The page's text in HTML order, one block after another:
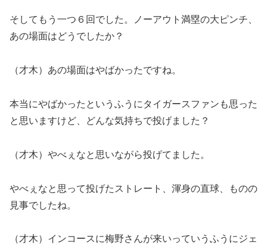
そしてもう一つ６回でした。ノーアウト満塁の大ピンチ、
あの場面はどうでしたか？
（才木）あの場面はやばかったですね。
本当にやばかったというふうにタイガースファンも思った
と思いますけど、どんな気持ちで投げました？
（才木）やべぇなと思いながら投げてました。
やべぇなと思って投げたストレート、渾身の直球、ものの
見事でしたね。
（才木）インコースに梅野さんが来いっていうふうにジェ